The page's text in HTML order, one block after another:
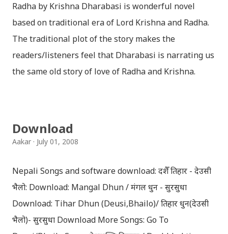
Radha by Krishna Dharabasi is wonderful novel
based on traditional era of Lord Krishna and Radha.
The traditional plot of the story makes the
readers/listeners feel that Dharabasi is narrating us
the same old story of love of Radha and Krishna.
amazed while ending it up. Radha and Krishna are
together since childhood. But in teenage they are
separated (as in the traditional story) and Lord
Krishna has to go away leaving Vindraban for
fulfilling the task for which he has taken birth.This
Download
Aakar July 01, 2008
Nepali Songs and software download: दशैँ तिहार - देउसी
भैलो: Download: Mangal Dhun / मंगल धुन - सुरसुधा
Download: Tihar Dhun (Deusi,Bhailo)/ तिहार धुन(देउसी
भैलो)- सुरसुधा Download More Songs: Go To